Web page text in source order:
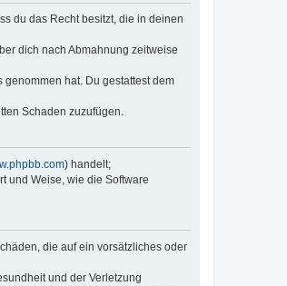
du das Recht besitzt, die in deinen
dich nach Abmahnung zeitweise
hat. Du gestattest dem
Schaden zuzufügen.
) handelt;
und Weise, wie die Software
die auf ein vorsätzliches oder
und der Verletzung